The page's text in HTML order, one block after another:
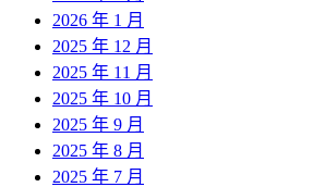
2026 年 1 月
2025 年 12 月
2025 年 11 月
2025 年 10 月
2025 年 9 月
2025 年 8 月
2025 年 7 月